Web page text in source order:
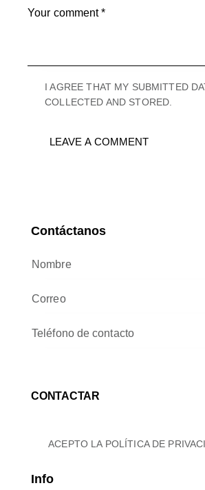
I AGREE THAT MY SUBMITTED
COLLECTED AND STORED.
Contáctanos
ACEPTO LA POLÍTICA DE
Info